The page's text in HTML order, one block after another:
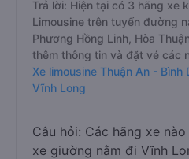
Trả lời: Hiện tại có 3 hãng xe
Limousine trên tuyến đường
Phương Hồng Linh, Hòa
thêm thông tin và đặt vé các
Xe limousine Thuận An -
Vĩnh Long
Câu hỏi: Các hãng xe
xe giường nằm đi Vĩnh